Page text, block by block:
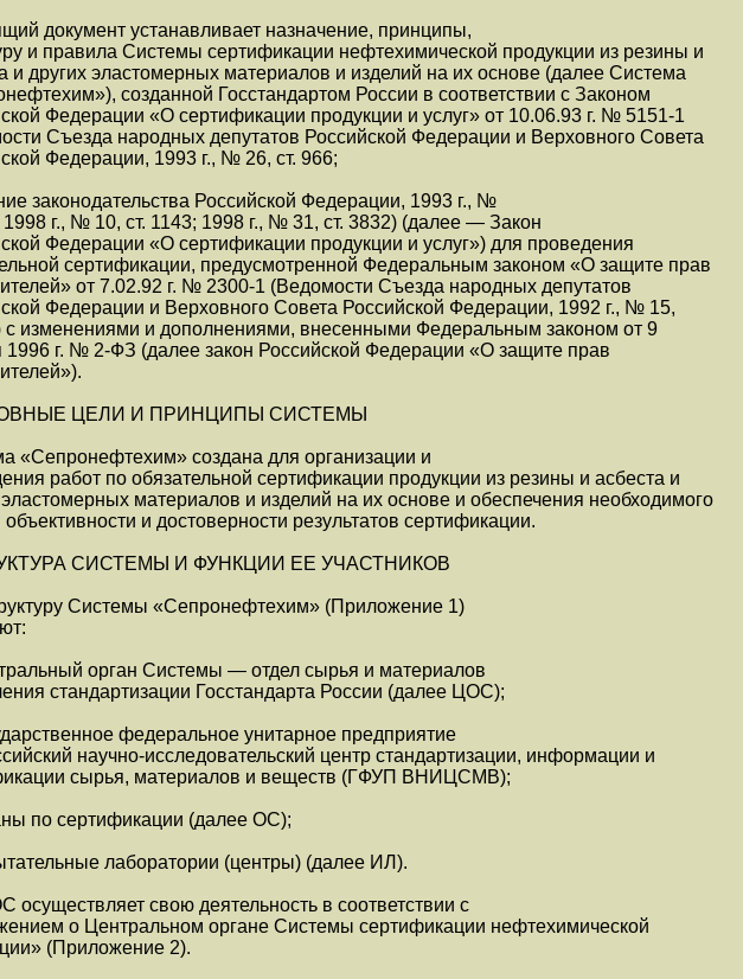
документ устанавливает назначение, принципы,
и правила Системы сертификации нефтехимической продукции из резины и
и других эластомерных материалов и изделий на их основе (далее Система
созданной Госстандартом России в соответствии с Законом
Федерации «О сертификации продукции и услуг» от 10.06.93 г. № 5151-1
Съезда народных депутатов Российской Федерации и Верховного Совета
Федерации, 1993 г., № 26, ст. 966;
законодательства Российской Федерации, 1993 г., №
1998 г., № 10, ст. 1143; 1998 г., № 31, ст. 3832) (далее — Закон
Федерации «О сертификации продукции и услуг») для проведения
сертификации, предусмотренной Федеральным законом «О защите прав
от 7.02.92 г. № 2300-1 (Ведомости Съезда народных депутатов
Федерации и Верховного Совета Российской Федерации, 1992 г., № 15,
с изменениями и дополнениями, внесенными Федеральным законом от 9
1996 г. № 2-ФЗ (далее закон Российской Федерации «О защите прав
ЦЕЛИ И ПРИНЦИПЫ СИСТЕМЫ
«Сепронефтехим» создана для организации и
работ по обязательной сертификации продукции из резины и асбеста и
эластомерных материалов и изделий на их основе и обеспечения необходимого
и достоверности результатов сертификации.
СИСТЕМЫ И ФУНКЦИИ ЕЕ УЧАСТНИКОВ
Системы «Сепронефтехим» (Приложение 1)
орган Системы — отдел сырья и материалов
стандартизации Госстандарта России (далее ЦОС);
федеральное унитарное предприятие
научно-исследовательский центр стандартизации, информации и
сырья, материалов и веществ (ГФУП ВНИЦСМВ);
по сертификации (далее ОС);
лаборатории (центры) (далее ИЛ).
осуществляет свою деятельность в соответствии с
о Центральном органе Системы сертификации нефтехимической
(Приложение 2).